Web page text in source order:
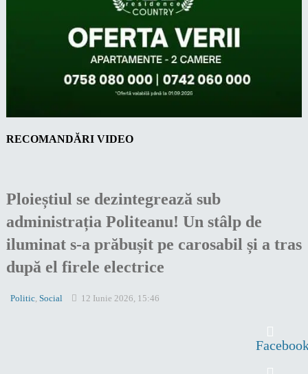
RECOMANDĂRI VIDEO
Ploieștiul se dezintegrează sub
administrația Politeanu! Un stâlp de
iluminat s-a prăbușit pe carosabil și a tras
după el firele electrice
Politic, Social 12 Iunie 2026, 15:46